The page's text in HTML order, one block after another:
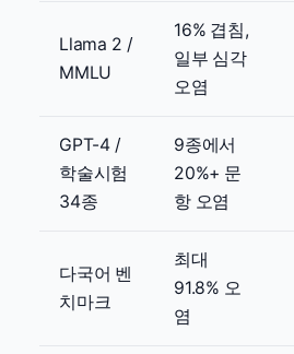
Llama 2 /
MMLU
16% 겹침,
일부 심각
오염
GPT-4 /
학술시험
34종
9종에서
20%+ 문
항 오염
다국어 벤
치마크
최대
91.8% 오
염